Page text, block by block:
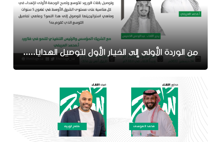
من الوردة الأولى إلى الخيار الأول لتوصيل الهدايا..قصة في توسع فلاورد